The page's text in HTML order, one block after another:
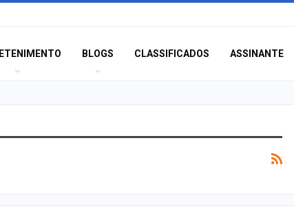
BLOGS CLASSIFICADOS ASSINANTE
Idoso sofre mal súbito e